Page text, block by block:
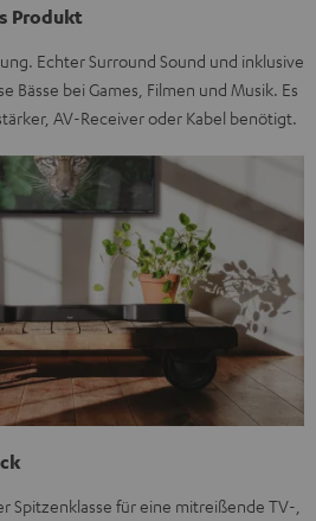
Produkt
Echter Surround Sound und inklusive
Bässe bei Games, Filmen und Musik. Es
AV-Receiver oder Kabel benötigt.
Spitzenklasse für eine mitreißende TV-,